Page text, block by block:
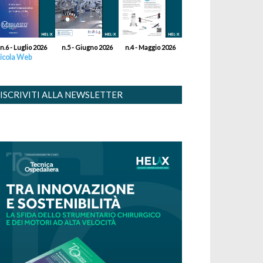
n.6 - Luglio 2026 n.5 - Giugno 2026 n.4 - Maggio 2026
Web
ISCRIVITI ALLA NEWSLETTER